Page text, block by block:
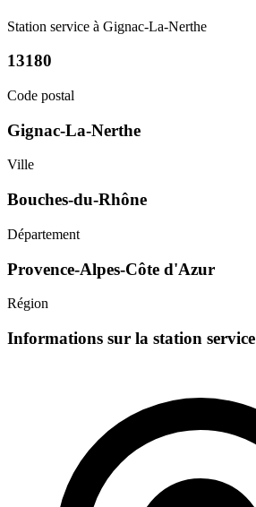
Station service à Gignac-La-Nerthe
13180
Code postal
Gignac-La-Nerthe
Ville
Bouches-du-Rhône
Département
Provence-Alpes-Côte d'Azur
Région
Informations sur la station service